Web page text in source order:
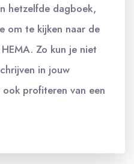
hetzelfde dagboek,
om te kijken naar de
Zo kun je niet
in jouw
profiteren van een